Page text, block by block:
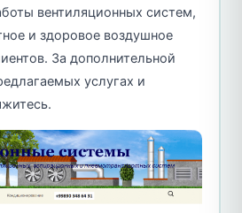
вентиляционных систем,
и здоровое воздушное
За дополнительной
услугах и